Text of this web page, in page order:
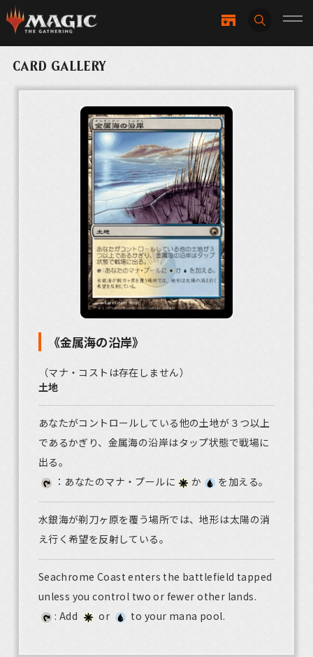
CARD GALLERY
《金属海の沿岸》
（マナ・コストは存在しません）
土地
あなたがコントロールしている他の土地が３つ以上
であるかぎり、金属海の沿岸はタップ状態で戦場に
出る。
：あなたのマナ・プールに
か を加える。
水銀海が剃刀ヶ原を覆う場所では、地形は太陽の消
え行く希望を反射している。
Seachrome Coast enters the battlefield tapped
unless you control two or fewer other lands.
: Add
or to your mana pool.